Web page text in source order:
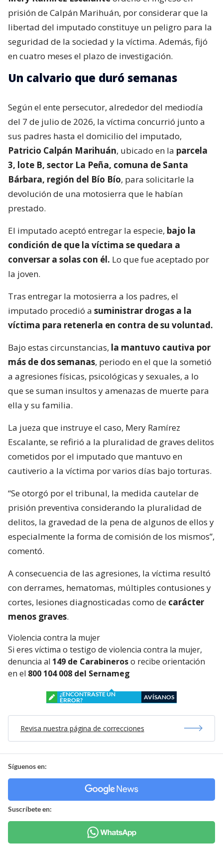
prisión de Calpán Marihuán, por considerar que la
libertad del imputado constituye un peligro para la
seguridad de la sociedad y la víctima. Además, fijó
en cuatro meses el plazo de investigación.
Un calvario que duró semanas
Según el ente persecutor, alrededor del mediodía
del 7 de julio de 2026, la víctima concurrió junto a
sus padres hasta el domicilio del imputado,
Patricio Calpán Marihuán, ubicado en la parcela
3, lote B, sector La Peña, comuna de Santa
Bárbara, región del Bío Bío, para solicitarle la
devolución de una motosierra que le habían
prestado.
El imputado aceptó entregar la especie, bajo la
condición de que la víctima se quedara a
conversar a solas con él. Lo que fue aceptado por
la joven.
Tras entregar la motosierra a los padres, el
imputado procedió a suministrar drogas a la
víctima para retenerla en contra de su voluntad.
Bajo estas circunstancias, la mantuvo cautiva por
más de dos semanas, periodo en el que la sometió
a agresiones físicas, psicológicas y sexuales, a lo
que se suman insultos y amenazas de muerte para
ella y su familia.
La jueza que instruye el caso, Mery Ramírez
Escalante, se refirió a la pluralidad de graves delitos
cometidos por el imputado que mantuvo en
cautiverio a la víctima por varios días bajo torturas.
“Se otorgó por el tribunal, la medida cautelar de
prisión preventiva considerando la pluralidad de
delitos, la gravedad de la pena de algunos de ellos y
especialmente la forma de comisión de los mismos”,
comentó.
A consecuencia de las agresiones, la víctima resultó
con derrames, hematomas, múltiples contusiones y
cortes, lesiones diagnosticadas como de carácter
menos graves.
Violencia contra la mujer
Si eres víctima o testigo de violencia contra la mujer,
denuncia al 149 de Carabineroso recibe orientación
en el 800 104 008 del Sernameg
¿ENCONTRASTE UN
ERROR?
AVÍSANOS
Revisa nuestra página de correcciones
Síguenos en:
Suscríbete en: